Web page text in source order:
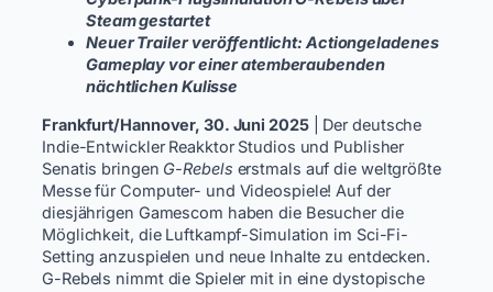
Steam gestartet
Neuer Trailer veröffentlicht: Actiongeladenes
Gameplay vor einer atemberaubenden
nächtlichen Kulisse
Frankfurt/Hannover, 30. Juni 2025| Der deutsche
Indie-Entwickler Reakktor Studios und Publisher
Senatis bringen G-Rebels erstmals auf die weltgrößte
Messe für Computer- und Videospiele! Auf der
diesjährigen Gamescom haben die Besucher die
Möglichkeit, die Luftkampf-Simulation im Sci-Fi-
Setting anzuspielen und neue Inhalte zu entdecken.
G-Rebels nimmt die Spieler mit in eine dystopische